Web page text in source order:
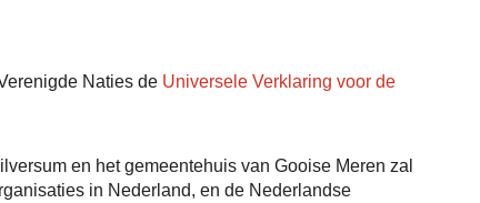
Naties de Universele Verklaring voor de
en het gemeentehuis van Gooise Meren zal
in Nederland, en de Nederlandse